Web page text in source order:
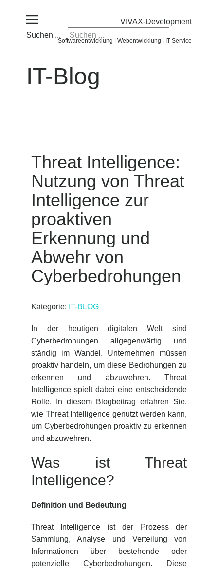
Suchen ...
VIVAX-Development
Softwareentwicklung | Webentwicklung | IT-Service
IT-Blog
Threat Intelligence:
Nutzung von Threat
Intelligence zur
proaktiven
Erkennung und
Abwehr von
Cyberbedrohungen
Kategorie: IT-BLOG
In der heutigen digitalen Welt sind
Cyberbedrohungen allgegenwärtig und
ständig im Wandel. Unternehmen müssen
proaktiv handeln, um diese Bedrohungen zu
erkennen und abzuwehren. Threat
Intelligence spielt dabei eine entscheidende
Rolle. In diesem Blogbeitrag erfahren Sie,
wie Threat Intelligence genutzt werden kann,
um Cyberbedrohungen proaktiv zu erkennen
und abzuwehren.
Was ist Threat
Intelligence?
Definition und Bedeutung
Threat Intelligence ist der Prozess der
Sammlung, Analyse und Verteilung von
Informationen über bestehende oder
potenzielle Cyberbedrohungen. Diese